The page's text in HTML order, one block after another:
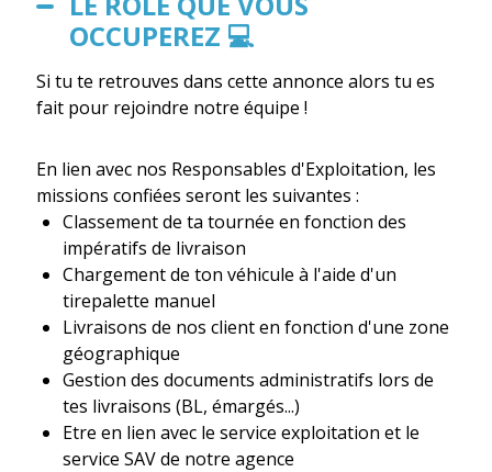
OCCUPEREZ 💻
Si tu te retrouves dans cette annonce alors tu es
fait pour rejoindre notre équipe !
En lien avec nos Responsables d'Exploitation, les
missions confiées seront les suivantes :
Classement de ta tournée en fonction des
impératifs de livraison
Chargement de ton véhicule à l'aide d'un
tirepalette manuel
Livraisons de nos client en fonction d'une zone
géographique
Gestion des documents administratifs lors de
tes livraisons (BL, émargés...)
Etre en lien avec le service exploitation et le
service SAV de notre agence